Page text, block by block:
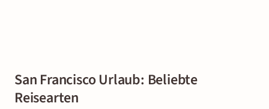
San Francisco Urlaub: Beliebte
Reisearten